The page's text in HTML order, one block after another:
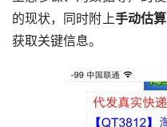
的现状，同时附上手动估
获取关键信息。